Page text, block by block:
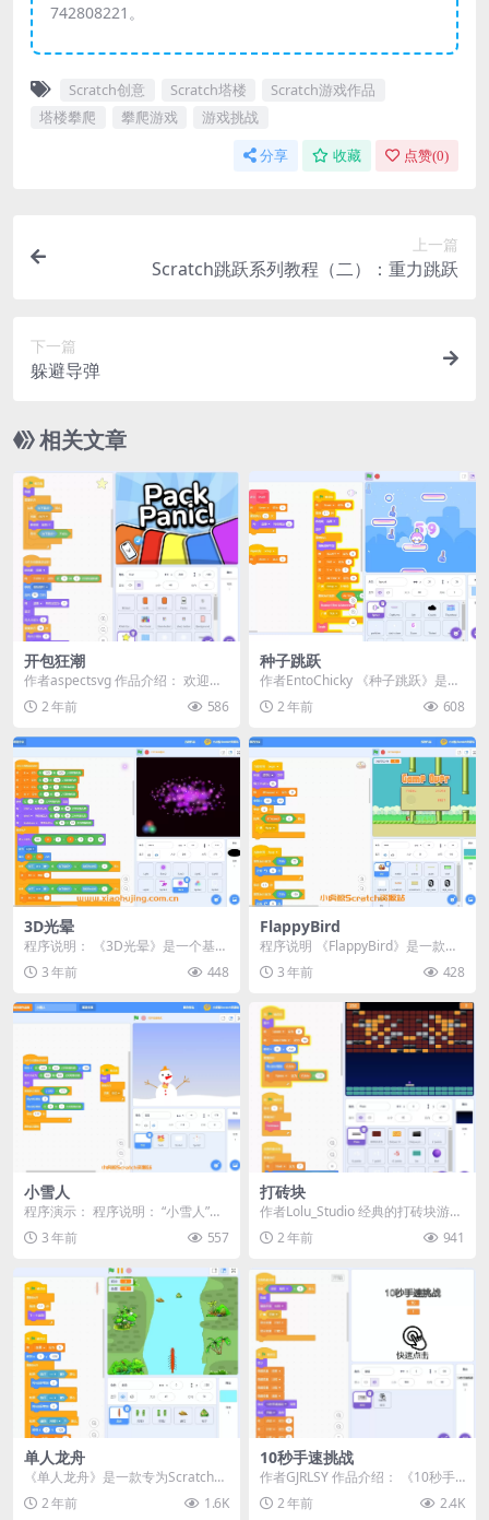
742808221。
Scratch创意 Scratch塔楼
Scratch游戏作品
塔楼攀爬
攀爬游戏 游戏挑战
分享 收藏 点赞(0)
上一篇
Scratch跳跃系列教程（二）：重力跳跃
下一篇
躲避导弹
相关文章
开包狂潮
作者aspectsvg 作品介绍： 欢迎来
到《开包狂潮》！这是一款让你体
验开包乐...
2 年前 586
种子跳跃
作者EntoChicky 《种子跳跃》是一
款创意满满的Scratch休闲游戏。
控...2 年前 608
3D光晕
程序说明： 《3D光晕》是一个基于
Scratch平台开发的3D艺术类程
序。程序启...
3 年前 448
FlappyBird
程序说明 《FlappyBird》是一款经
典游戏，现在我们已经用Scratch
重...3 年前 428
小雪人
程序演示： 程序说明： “小雪人”是
一个基于Scratch编程平台的动画程
序，通...
3 年前 557
打砖块
作者Lolu_Studio 经典的打砖块游
戏。 击碎金砖可以获得5分，并且
有时会...
2 年前 941
单人龙舟
《单人龙舟》是一款专为Scratch编
程爱好者设计的端午节日教学作
品。它巧妙融合...
2 年前 1.6K
10秒手速挑战
作者GJRLSY 作品介绍： 《10秒手
速挑战》是一款测试玩家反应速度
的趣味挑战...
2 年前 2.4K